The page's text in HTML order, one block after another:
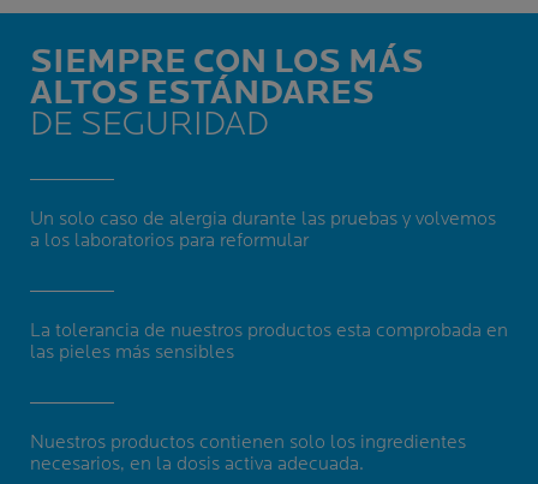
SIEMPRE CON LOS MÁS
ALTOS ESTÁNDARES
DE SEGURIDAD
Un solo caso de alergia durante las pruebas y volvemos
a los laboratorios para reformular
La tolerancia de nuestros productos esta comprobada en
las pieles más sensibles
Nuestros productos contienen solo los ingredientes
necesarios, en la dosis activa adecuada.